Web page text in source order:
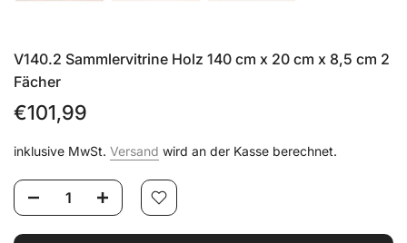
V140.2 Sammlervitrine Holz 140 cm x 20 cm x 8,5 cm 2
Fächer
€101,99
inklusive MwSt. Versand wird an der Kasse berechnet.